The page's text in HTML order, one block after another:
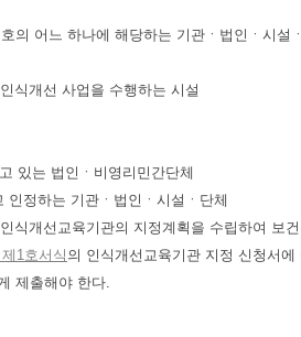
의 어느 하나에 해당하는 기관ㆍ법인ㆍ시설
식개선 사업을 수행하는 시설
있는 법인ㆍ비영리민간단체
정하는 기관ㆍ법인ㆍ시설ㆍ단체
개선교육기관의 지정계획을 수립하여 보
1호서식의 인식개선교육기관 지정 신청서
제출해야 한다.